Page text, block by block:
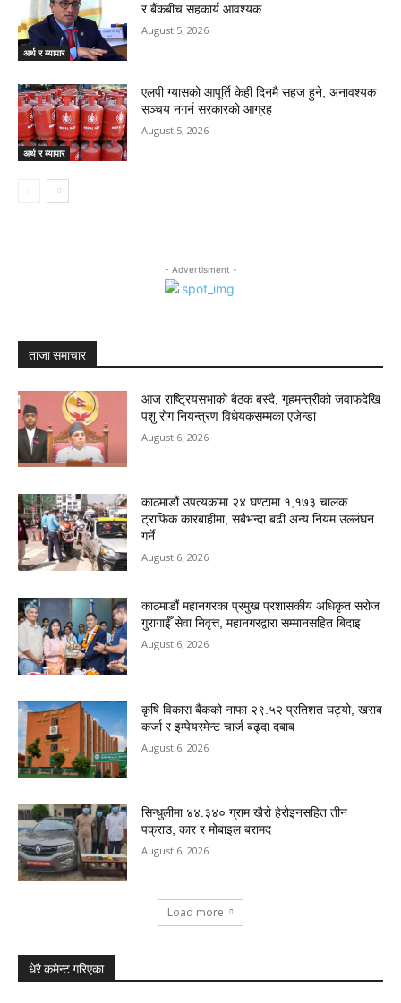
अर्थ र ब्यापार
र बैंकबीच सहकार्य आवश्यक
August 5, 2026
अर्थ र ब्यापार
एलपी ग्यासको आपूर्ति केही दिनमै सहज हुने, अनावश्यक
सञ्चय नगर्न सरकारको आग्रह
August 5, 2026
- Advertisment -
ताजा समाचार
आज राष्ट्रियसभाको बैठक बस्दै, गृहमन्त्रीको जवाफदेखि
पशु रोग नियन्त्रण विधेयकसम्मका एजेन्डा
August 6, 2026
काठमाडौं उपत्यकामा २४ घण्टामा १,१७३ चालक
ट्राफिक कारबाहीमा, सबैभन्दा बढी अन्य नियम उल्लंघन
गर्ने
August 6, 2026
काठमाडौं महानगरका प्रमुख प्रशासकीय अधिकृत सरोज
गुरागाईँ सेवा निवृत्त, महानगरद्वारा सम्मानसहित बिदाइ
August 6, 2026
कृषि विकास बैंकको नाफा २९.५२ प्रतिशत घट्यो, खराब
कर्जा र इम्पेयरमेन्ट चार्ज बढ्दा दबाब
August 6, 2026
सिन्धुलीमा ४४.३४० ग्राम खैरो हेरोइनसहित तीन
पक्राउ, कार र मोबाइल बरामद
August 6, 2026
Load more
धेरै कमेन्ट गरिएका